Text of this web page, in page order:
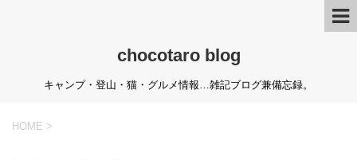
chocotaro blog
キャンプ・登山・猫・グルメ情報…雑記ブログ兼備忘録。
HOME >